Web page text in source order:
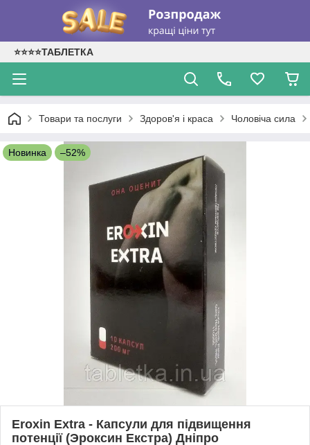
⭐⭐⭐⭐ТАБЛЕТКА
Товари та послуги Здоров'я і краса Чоловіча сила
Новинка –52%
Eroxin Extra - Капсули для підвищення
потенції (Эроксин Екстра) Дніпро